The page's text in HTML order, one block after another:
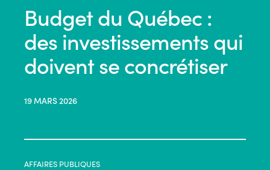
Budget du Québec :
des investissements qui
doivent se concrétiser
19 MARS 2026
AFFAIRES PUBLIQUES